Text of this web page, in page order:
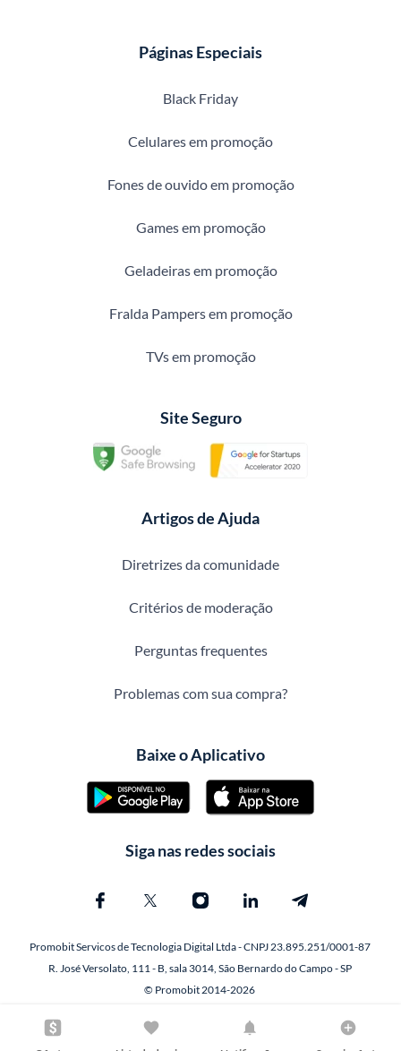
Páginas Especiais
Black Friday
Celulares em promoção
Fones de ouvido em promoção
Games em promoção
Geladeiras em promoção
Fralda Pampers em promoção
TVs em promoção
Site Seguro
Artigos de Ajuda
Diretrizes da comunidade
Critérios de moderação
Perguntas frequentes
Problemas com sua compra?
Baixe o Aplicativo
Siga nas redes sociais
Promobit Servicos de Tecnologia Digital Ltda - CNPJ 23.895.251/0001-87
R. José Versolato, 111 - B, sala 3014, São Bernardo do Campo - SP
© Promobit 2014-2026